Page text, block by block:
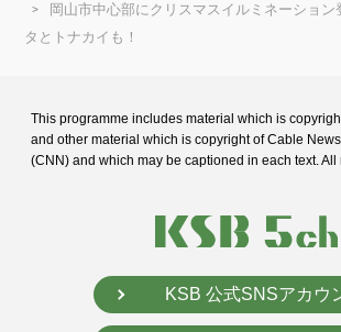
岡山市中心部にクリスマスイルミネーショ
タとトナカイも！
This programme includes material which is
and other material which is copyright of Cable
(CNN) and which may be captioned in each text. All
KSB 公式SNSアカウ